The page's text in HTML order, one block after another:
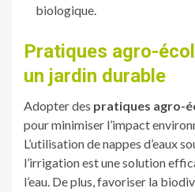
biologique.
Pratiques agro-
un jardin durable
Adopter des pratiques agro-
pour minimiser l’impact
L’utilisation de nappes d’eaux
l’irrigation est une solution
l’eau. De plus, favoriser la